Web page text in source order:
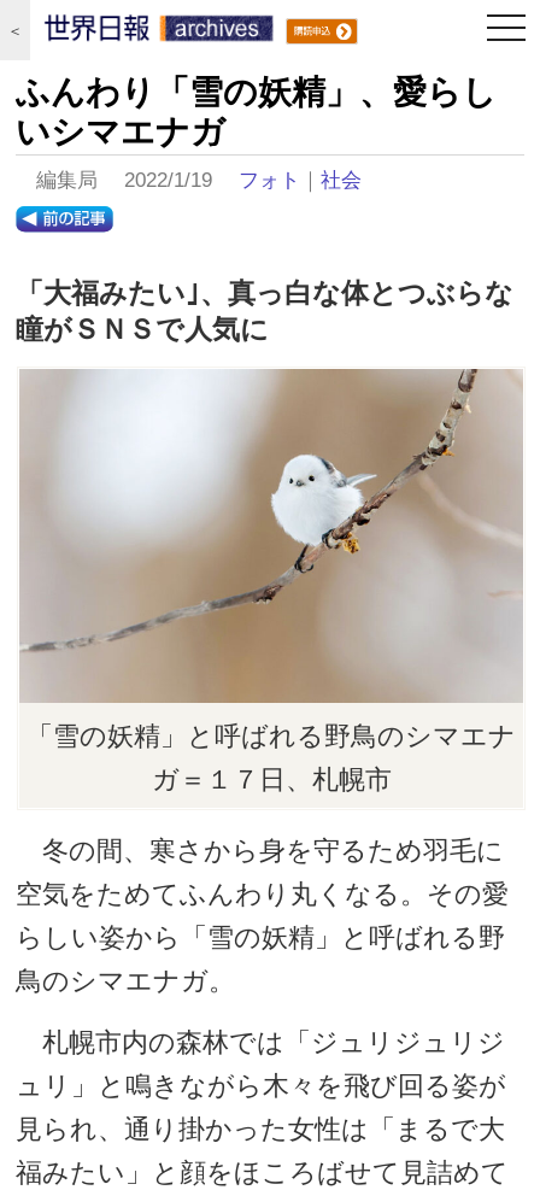
＜
ふんわり「雪の妖精」、愛らし
いシマエナガ
編集局 2022/1/19 フォト ｜社会
「大福みたい｣、真っ白な体とつぶらな
瞳がＳＮＳで人気に
「雪の妖精」と呼ばれる野鳥のシマエナ
ガ＝１７日、札幌市
冬の間、寒さから身を守るため羽毛に
空気をためてふんわり丸くなる。その愛
らしい姿から「雪の妖精」と呼ばれる野
鳥のシマエナガ。
札幌市内の森林では「ジュリジュリジ
ュリ」と鳴きながら木々を飛び回る姿が
見られ、通り掛かった女性は「まるで大
福みたい」と顔をほころばせて見詰めて